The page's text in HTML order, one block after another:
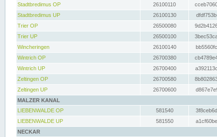
Stadtbredimus OP
26100110
Stadtbredimus UP
26100130
Trier OP
26500080
Trier UP
26500100
Wincheringen
26100140
Wintrich OP
26700380
Wintrich UP
26700400
Zeltingen OP
26700580
Zeltingen UP
26700600
MALZER KANAL
LIEBENWALDE OP
581540
LIEBENWALDE UP
581550
NECKAR